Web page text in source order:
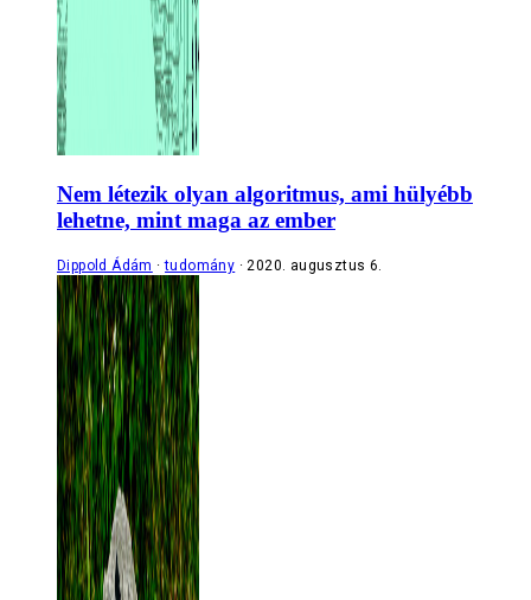
Nem létezik olyan algoritmus, ami hülyébb
lehetne, mint maga az ember
Dippold Ádám tudomány 2020. augusztus 6.